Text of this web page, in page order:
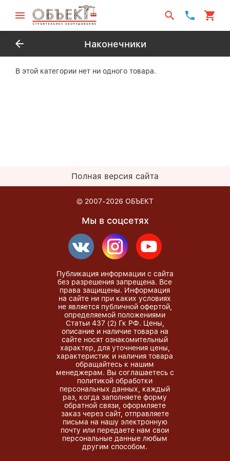
Наконечники
В этой категории нет ни одного товара.
Полная версия сайта
© 2007-2026 ОБЪЕКТ
Мы в соцсетях
Публикация информации с сайта
без разрешения запрещена. Все
права защищены. Информация
на сайте ни при каких условиях
не является публичной офертой,
определяемой положениями
Статьи 437 (2) Гк РФ. Цены,
описание и наличие товара на
сайте носят ознакомительный
характер, для уточнения цены,
характеристик и наличия товара
обращайтесь к нашим
менеджерам. Вы соглашаетесь с
политикой обработки
персональных данных, каждый
раз, когда заполняете форму
обратной связи, оформляете
заказ через сайт, отправляете
письма на нашу электронную
почту или передаете нам свои
персональные данные любым
другим способом.